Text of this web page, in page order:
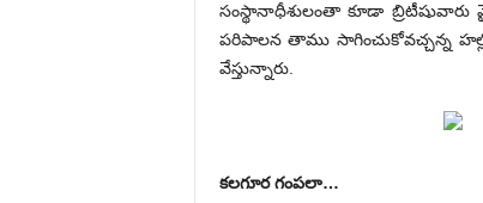
సంస్థానాధీశులంతా కూడా
పరిపాలన తాము సాగించుకోవచ్చన్న
వేస్తున్నారు.
కలగూర గంపలా…